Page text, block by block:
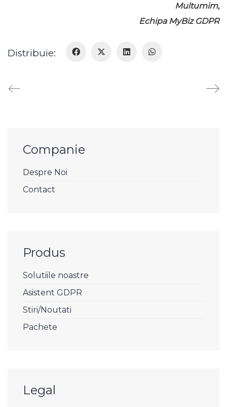
Multumim,
Echipa MyBiz GDPR
Distribuie:
Companie
Despre Noi
Contact
Produs
Solutiile noastre
Asistent GDPR
Stiri/Noutati
Pachete
Legal